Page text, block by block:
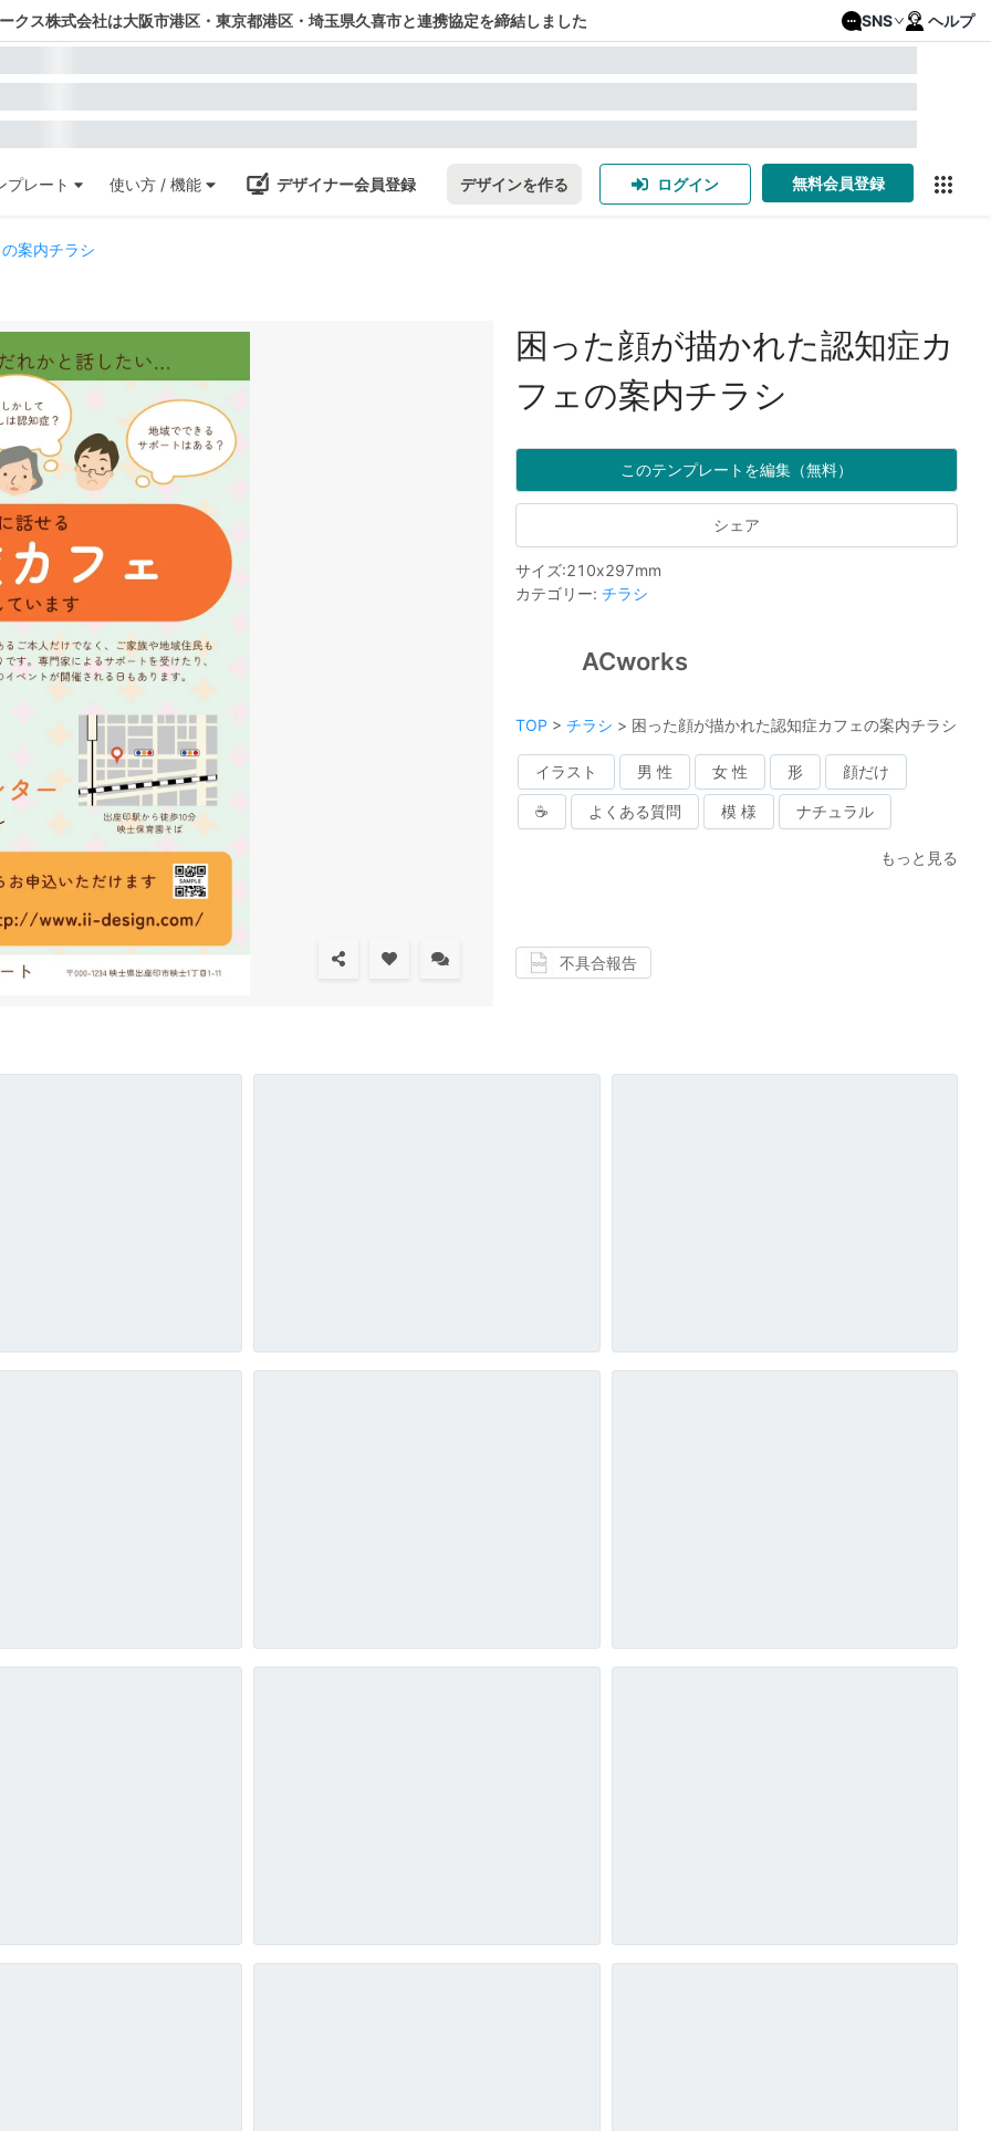
クス株式会社は大阪市港区・東京都港区・埼玉県久喜市と連携協定を締結しました SNS ヘルプ
プレート 使い方 / 機能 デザイナー会員登録 デザインを作る ログイン 無料会員登録
案内チラシ
困った顔が描かれた認知症カ
フェの案内チラシ
このテンプレートを編集（無料）
シェア
サイズ:210x297mm
カテゴリー: チラシ
ACworks
TOP > チラシ > 困った顔が描かれた認知症カフェの案内チラシ
イラスト 男 性 女 性 形 顔だけ
☕ よくある質問 模 様 ナチュラル
もっと見る
不具合報告